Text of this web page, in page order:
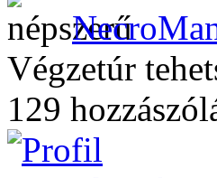
Végzetúr
129